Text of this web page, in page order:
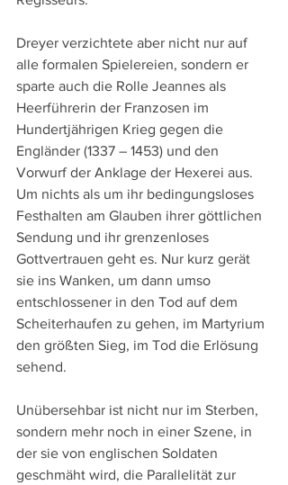
Dreyer verzichtete aber nicht nur auf
alle formalen Spielereien, sondern er
sparte auch die Rolle Jeannes als
Heerführerin der Franzosen im
Hundertjährigen Krieg gegen die
Engländer (1337 – 1453) und den
Vorwurf der Anklage der Hexerei aus.
Um nichts als um ihr bedingungsloses
Festhalten am Glauben ihrer göttlichen
Sendung und ihr grenzenloses
Gottvertrauen geht es. Nur kurz gerät
sie ins Wanken, um dann umso
entschlossener in den Tod auf dem
Scheiterhaufen zu gehen, im Martyrium
den größten Sieg, im Tod die Erlösung
sehend.
Unübersehbar ist nicht nur im Sterben,
sondern mehr noch in einer Szene, in
der sie von englischen Soldaten
geschmäht wird, die Parallelität zur